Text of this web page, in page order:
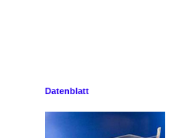
Datenblatt